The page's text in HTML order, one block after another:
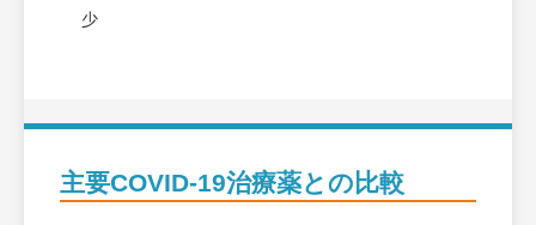
少
主要COVID-19治療薬との比較